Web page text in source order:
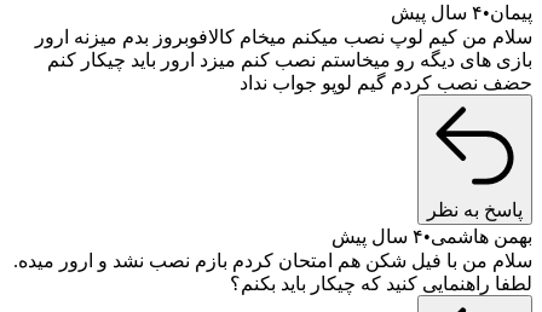
پیمان ۴ سال پیش
سلام من کیم لوپ نصب میکنم میخام کالافوبروز بدم میزنه ارور
بازی های دیگه رو میخاستم نصب کنم میزد ارور باید چیکار کنم
حضف نصب کردم گیم لوپو جواب نداد
پاسخ به نظر
بهمن هاشمی ۴ سال پیش
سلام من با فیل شکن هم امتحان کردم بازم نصب نشد و ارور میده.
لطفا راهنمایی کنید که چیکار باید بکنم؟